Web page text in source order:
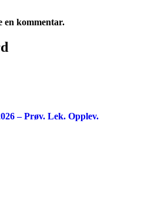
en kommentar.
– Prøv. Lek. Opplev.